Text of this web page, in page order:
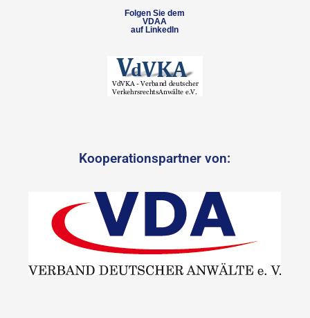
Folgen Sie dem
VDAA
auf LinkedIn
Kooperationspartner von: